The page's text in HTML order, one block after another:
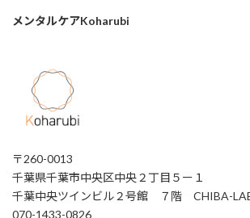
メンタルケアKoharubi
〒260-0013
千葉県千葉市中央区中央２丁目５ー１
千葉中央ツインビル２号館 ７階 CHIBA-
070-1433-0826